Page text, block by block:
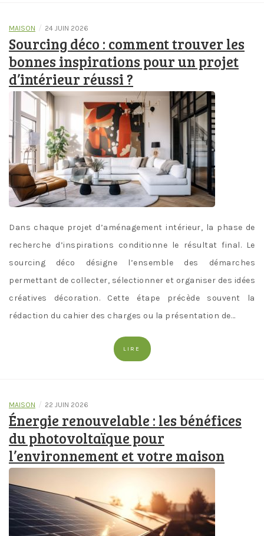
MAISON / 24 JUIN 2026
Sourcing déco : comment trouver les
bonnes inspirations pour un projet
d’intérieur réussi ?
Dans chaque projet d’aménagement intérieur, la phase de
recherche d’inspirations conditionne le résultat final. Le
sourcing déco désigne l’ensemble des démarches
permettant de collecter, sélectionner et organiser des idées
créatives décoration. Cette étape précède souvent la
rédaction du cahier des charges ou la présentation de…
LIRE
MAISON / 22 JUIN 2026
Énergie renouvelable : les bénéfices
du photovoltaïque pour
l’environnement et votre maison